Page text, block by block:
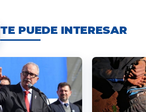
TE PUEDE INTERESAR